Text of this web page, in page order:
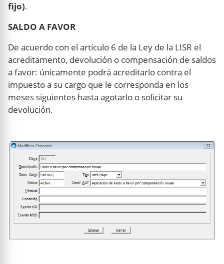
fijo).
SALDO A FAVOR
De acuerdo con el artículo 6 de la Ley de la LISR el
acreditamento, devolución o compensación de saldos
a favor: únicamente podrá acreditarlo contra el
impuesto a su cargo que le corresponda en los
meses siguientes hasta agotarlo o solicitar su
devolución.